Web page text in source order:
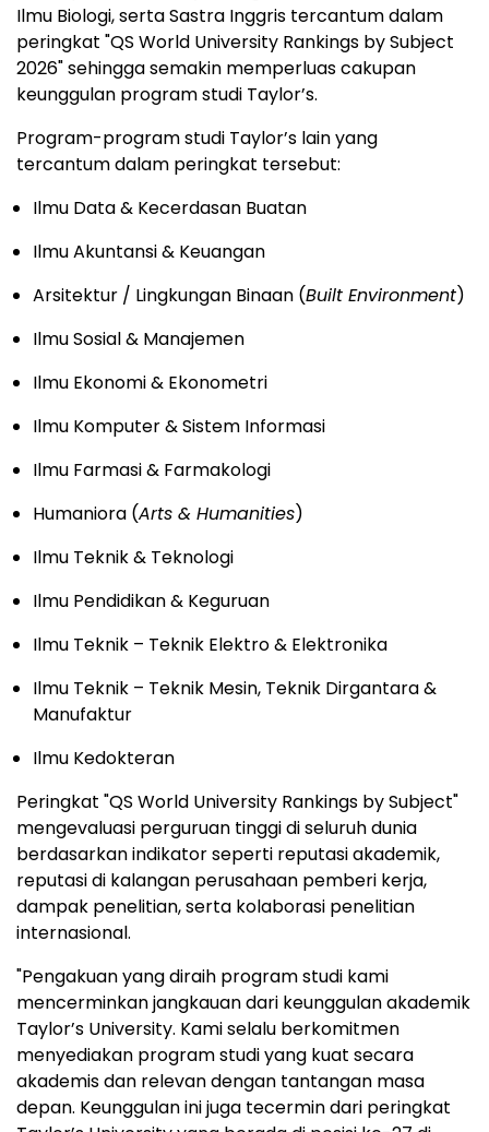
Ilmu Biologi, serta Sastra Inggris tercantum dalam
peringkat "QS World University Rankings by Subject
2026" sehingga semakin memperluas cakupan
keunggulan program studi Taylor’s.
Program-program studi Taylor’s lain yang
tercantum dalam peringkat tersebut:
Ilmu Data & Kecerdasan Buatan
Ilmu Akuntansi & Keuangan
Arsitektur / Lingkungan Binaan (Built Environment)
Ilmu Sosial & Manajemen
Ilmu Ekonomi & Ekonometri
Ilmu Komputer & Sistem Informasi
Ilmu Farmasi & Farmakologi
Humaniora (Arts & Humanities)
Ilmu Teknik & Teknologi
Ilmu Pendidikan & Keguruan
Ilmu Teknik – Teknik Elektro & Elektronika
Ilmu Teknik – Teknik Mesin, Teknik Dirgantara &
Manufaktur
Ilmu Kedokteran
Peringkat "QS World University Rankings by Subject"
mengevaluasi perguruan tinggi di seluruh dunia
berdasarkan indikator seperti reputasi akademik,
reputasi di kalangan perusahaan pemberi kerja,
dampak penelitian, serta kolaborasi penelitian
internasional.
"Pengakuan yang diraih program studi kami
mencerminkan jangkauan dari keunggulan akademik
Taylor’s University. Kami selalu berkomitmen
menyediakan program studi yang kuat secara
akademis dan relevan dengan tantangan masa
depan. Keunggulan ini juga tecermin dari peringkat